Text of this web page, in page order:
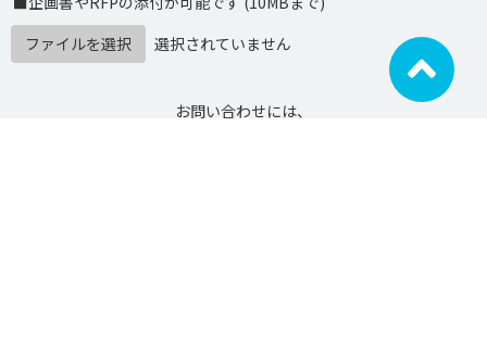
ファイルを選択
選択されていません
お問い合わせには、